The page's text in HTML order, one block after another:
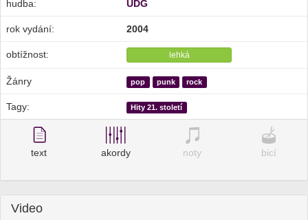
hudba: UDG
rok vydání: 2004
obtížnost: lehká
Žánry pop punk rock
Tagy: Hity 21. století
text akordy noty bicí
Video